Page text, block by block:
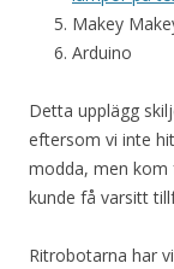
Makey
Arduino
Detta upplägg
eftersom vi inte
modda, men
kunde få varsitt
Ritrobotarna har